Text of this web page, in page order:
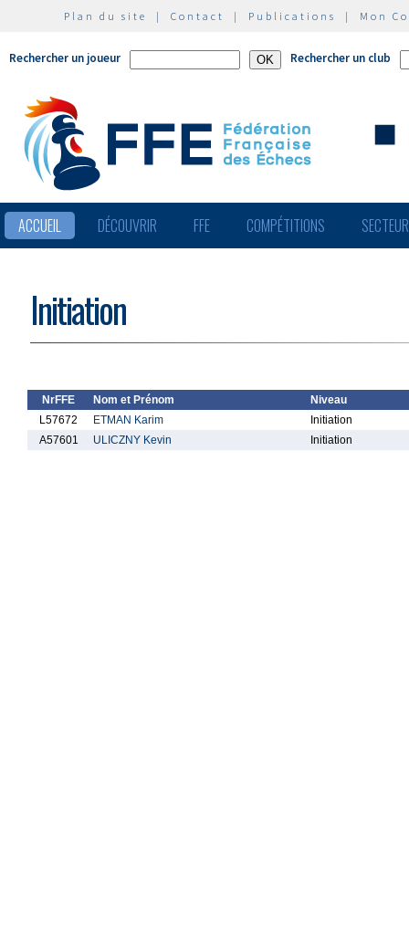
Plan du site | Contact | Publications | Mon
Rechercher un joueur Rechercher un club
ACCUEIL DÉCOUVRIR FFE COMPÉTITIONS
Initiation
NrFFE Nom et Prénom
Niveau
L57672
ETMAN Karim
Initiation
A57601
ULICZNY Kevin Initiation